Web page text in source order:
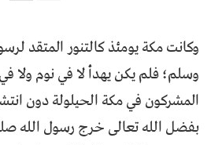
وكانت مكة يومئذ كالتنور المتقد
وسلم؛ فلم يكن يهدأ لا في نوم ولا
المشركون في مكة الحيلولة دون
بفضل الله تعالى خرج رسول الله